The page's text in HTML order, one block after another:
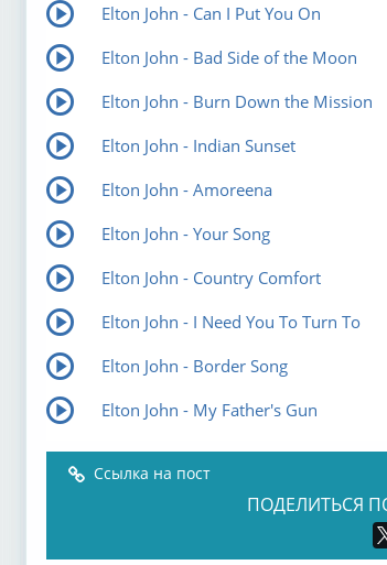
Elton John - Can I Put You On
Elton John - Bad Side of the Moon
Elton John - Burn Down the Mission
Elton John - Indian Sunset
Elton John - Amoreena
Elton John - Your Song
Elton John - Country Comfort
Elton John - I Need You To Turn To
Elton John - Border Song
Elton John - My Father's Gun
Ссылка на пост
ПОДЕЛИТЬСЯ